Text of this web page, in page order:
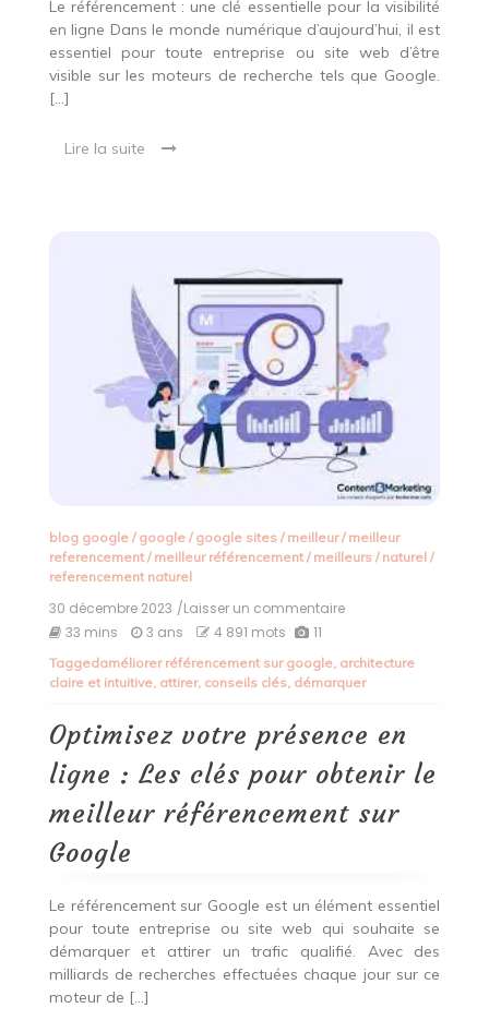
Le référencement : une clé essentielle pour la visibilité
en ligne Dans le monde numérique d’aujourd’hui, il est
essentiel pour toute entreprise ou site web d’être
visible sur les moteurs de recherche tels que Google.
[…]
Lire la suite
blog google/ google/ google sites/ meilleur/ meilleur
referencement/ meilleur référencement/ meilleurs/ naturel /
referencement naturel
30 décembre 2023 /Laisser un commentaireon
présence
en
Les
clés
pour
obtenir
le
Google
33 mins 3 ans 4 891 mots 11
Taggedaméliorer référencement sur google, architecture
claire et intuitive, attirer, conseils clés, démarquer
Optimisez votre présence en
ligne : Les clés pour obtenir le
meilleur référencement sur
Google
Le référencement sur Google est un élément essentiel
pour toute entreprise ou site web qui souhaite se
démarquer et attirer un trafic qualifié. Avec des
milliards de recherches effectuées chaque jour sur ce
moteur de […]